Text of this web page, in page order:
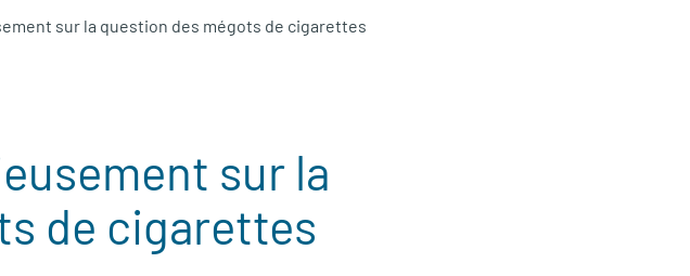
sur la question des mégots de cigarettes
sur la
de cigarettes